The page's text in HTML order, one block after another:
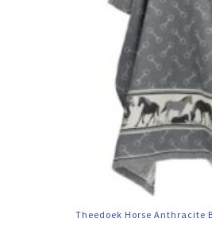
Theedoek Horse Anthracite